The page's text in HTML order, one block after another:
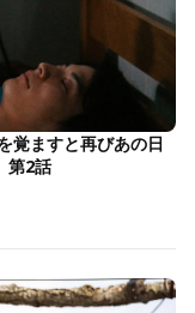
覚ますと再びあの日
第2話